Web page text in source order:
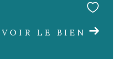
VOIR LE BIEN